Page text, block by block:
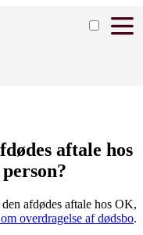
aftale hos
afdødes aftale hos OK,
overdragelse af dødsbo.